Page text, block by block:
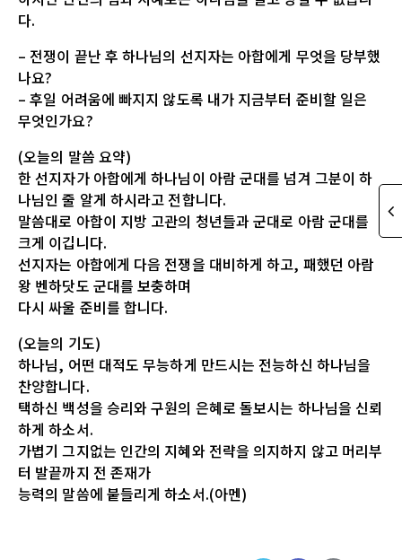
다.
– 전쟁이 끝난 후 하나님의 선지자는 아합에게 무엇을 당부했
나요?
– 후일 어려움에 빠지지 않도록 내가 지금부터 준비할 일은
무엇인가요?
(오늘의 말씀 요약)
한 선지자가 아합에게 하나님이 아람 군대를 넘겨 그분이 하
나님인 줄 알게 하시라고 전합니다.
말씀대로 아합이 지방 고관의 청년들과 군대로 아람 군대를
크게 이깁니다.
선지자는 아합에게 다음 전쟁을 대비하게 하고, 패했던 아람
왕 벤하닷도 군대를 보충하며
다시 싸울 준비를 합니다.
(오늘의 기도)
하나님, 어떤 대적도 무능하게 만드시는 전능하신 하나님을
찬양합니다.
택하신 백성을 승리와 구원의 은혜로 돌보시는 하나님을 신뢰
하게 하소서.
가볍기 그지없는 인간의 지혜와 전략을 의지하지 않고 머리부
터 발끝까지 전 존재가
능력의 말씀에 붙들리게 하소서.(아멘)